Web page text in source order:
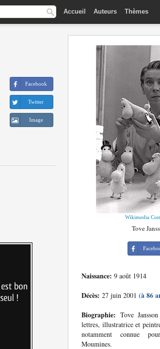
Accueil Auteurs Thèmes
Facebook
Twitter
Image
Wikimedia
Tove
Naissance: 9 août 1914
Décès: 27 juin 2001 (à 86
Biographie: Tove
lettres, illustratrice et
notamment connue
Moumines.